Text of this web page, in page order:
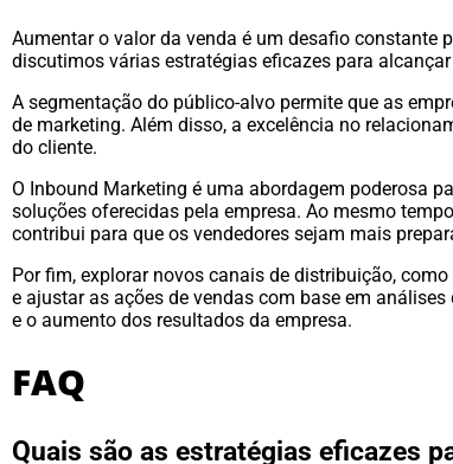
Aumentar o valor da venda é um desafio constante
discutimos várias estratégias eficazes para
A segmentação do público-alvo permite que as
de marketing. Além disso, a excelência no
do cliente.
O Inbound Marketing é uma abordagem poderosa
soluções oferecidas pela empresa. Ao mesmo
contribui para que os vendedores sejam mais
Por fim, explorar novos canais de distribuição,
e ajustar as ações de vendas com base em
e o aumento dos resultados da empresa.
FAQ
Quais são as estratégias eficazes